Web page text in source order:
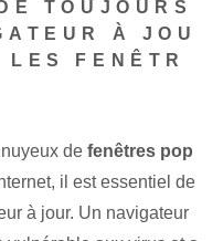
TOUJOURS
À JOU
LES FENÊTR
de fenêtres pop
il est essentiel de
à jour. Un navigateur